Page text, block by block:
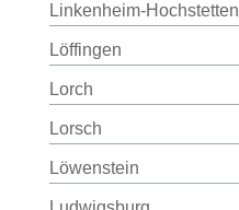
Linkenheim-Hochstetten
Löffingen
Lorch
Lorsch
Löwenstein